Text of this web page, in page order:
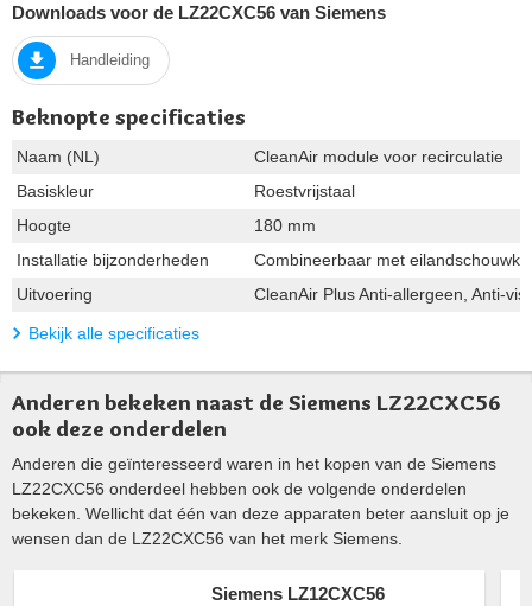
Downloads voor de LZ22CXC56 van Siemens
Handleiding
Beknopte specificaties
Naam (NL)
CleanAir module voor recirculatie
Basiskleur
Roestvrijstaal
Hoogte
180 mm
Installatie bijzonderheden
Combineerbaar met
Uitvoering
CleanAir Plus Anti-allergeen, Anti-vis
Bekijk alle specificaties
Anderen bekeken naast de Siemens LZ22CXC56
ook deze onderdelen
Anderen die geïnteresseerd waren in het kopen van de Siemens
LZ22CXC56 onderdeel hebben ook de volgende onderdelen
bekeken. Wellicht dat één van deze apparaten beter aansluit op je
wensen dan de LZ22CXC56 van het merk Siemens.
Siemens LZ12CXC56